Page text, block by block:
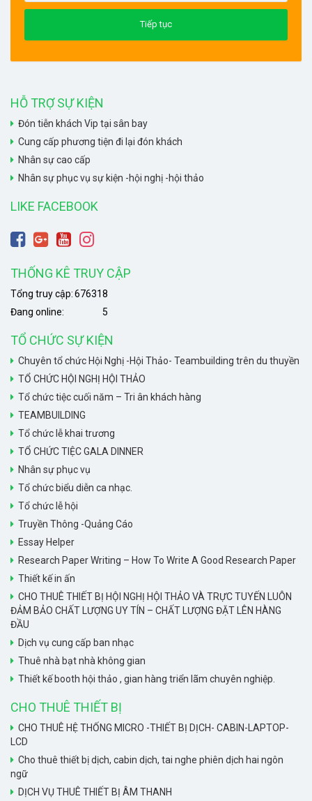
HỖ TRỢ SỰ KIỆN
Đón tiễn khách Vip tại sân bay
Cung cấp phương tiện đi lại đón khách
Nhân sự cao cấp
Nhân sự phục vụ sự kiện -hội nghị -hội thảo
LIKE FACEBOOK
THỐNG KÊ TRUY CẬP
676318
Tổng truy cập:
5
Đang online:
TỔ CHỨC SỰ KIỆN
Chuyên tổ chức Hội Nghị -Hội Thảo- Teambuilding trên du thuyền
TỔ CHỨC HỘI NGHỊ HỘI THẢO
Tổ chức tiệc cuối năm – Tri ân khách hàng
TEAMBUILDING
Tổ chức lễ khai trương
TỔ CHỨC TIỆC GALA DINNER
Nhân sự phục vụ
Tổ chức biểu diễn ca nhạc.
Tổ chức lễ hội
Truyền Thông -Quảng Cáo
Essay Helper
Research Paper Writing – How To Write A Good Research Paper
Thiết kế in ấn
CHO THUÊ THIẾT BỊ HỘI NGHỊ HỘI THẢO VÀ TRỰC TUYẾN LUÔN
ĐẢM BẢO CHẤT LƯỢNG UY TÍN – CHẤT LƯỢNG ĐẶT LÊN HÀNG
ĐẦU
Dịch vụ cung cấp ban nhạc
Thuê nhà bạt nhà không gian
Thiết kế booth hội thảo , gian hàng triển lãm chuyên nghiệp.
CHO THUÊ THIẾT BỊ
CHO THUÊ HỆ THỐNG MICRO -THIẾT BỊ DỊCH- CABIN-LAPTOP-
LCD
Cho thuê thiết bị dịch, cabin dịch, tai nghe phiên dịch hai ngôn
ngữ
DỊCH VỤ THUÊ THIẾT BỊ ÂM THANH